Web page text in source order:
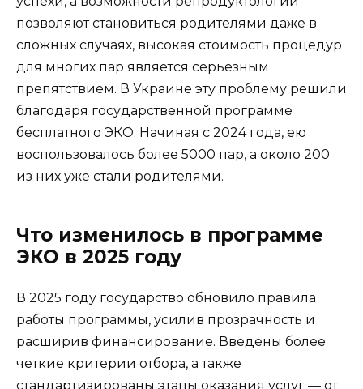
позволяют становиться родителями даже в
сложных случаях, высокая стоимость процедур
для многих пар является серьезным
препятствием. В Украине эту проблему решили
благодаря государственной программе
бесплатного ЭКО. Начиная с 2024 года, ею
воспользовалось более 5000 пар, а около 200
из них уже стали родителями.
Что изменилось в программе
ЭКО в 2025 году
В 2025 году государство обновило правила
работы программы, усилив прозрачность и
расширив финансирование. Введены более
четкие критерии отбора, а также
стандартизированы этапы оказания услуг — от